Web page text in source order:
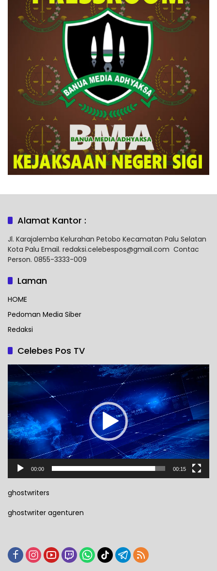
Alamat Kantor :
Jl. Karajalemba Kelurahan Petobo Kecamatan Palu Selatan
Kota Palu Email. redaksi.celebespos@gmail.com Contac
Person. 0855-3333-009
Laman
HOME
Pedoman Media Siber
Redaksi
Celebes Pos TV
Pemutar
Video
00:00 00:15
ghostwriters
ghostwriter agenturen